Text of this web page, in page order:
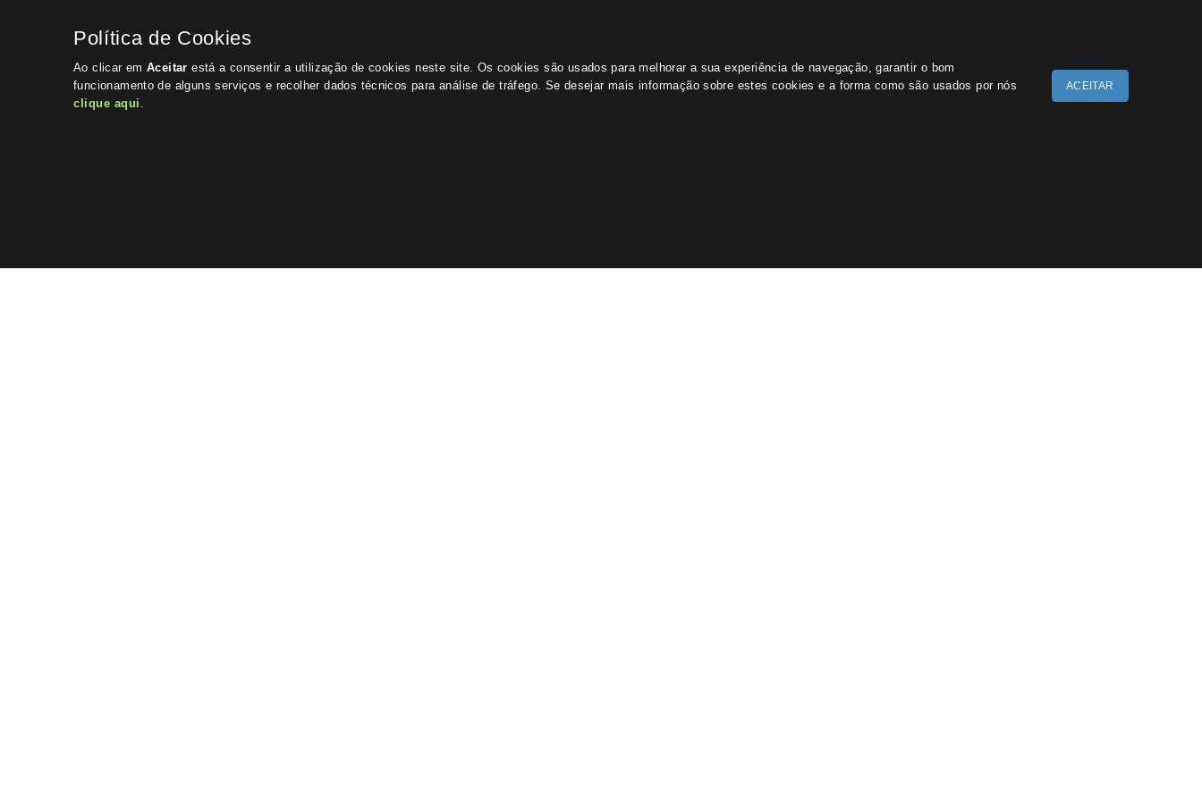
Política de Cookies
Ao clicar emAceitar está a consentir a utilização de cookies neste site. Os cookies são usados para melhorar a sua experiência de navegação, garantir o bom
funcionamento de alguns serviços e recolher dados técnicos para análise de tráfego. Se desejar mais informação sobre estes cookies e a forma como são usados por nós
clique aqui .
ACEITAR